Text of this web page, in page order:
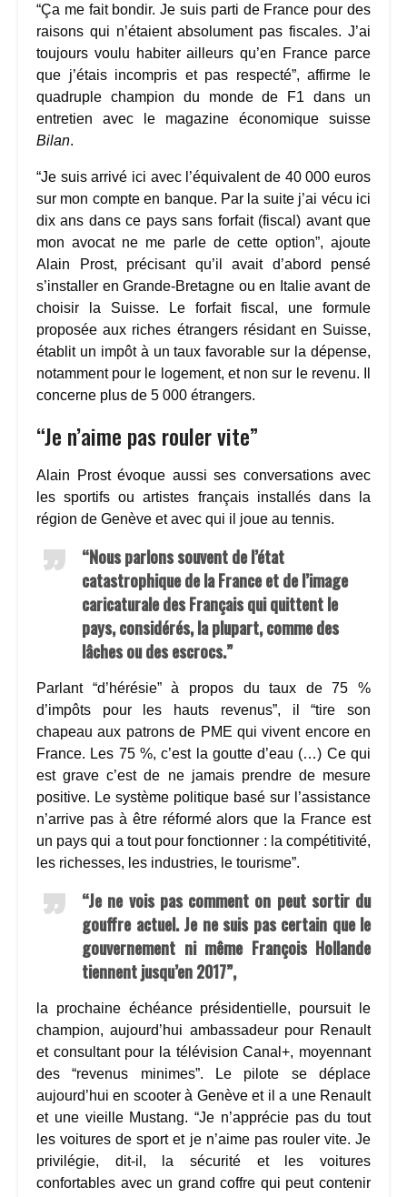
“Ça me fait bondir. Je suis parti de France pour des
raisons qui n’étaient absolument pas fiscales. J’ai
toujours voulu habiter ailleurs qu’en France parce
que j’étais incompris et pas respecté”, affirme le
quadruple champion du monde de F1 dans un
entretien avec le magazine économique suisse
Bilan.
“Je suis arrivé ici avec l’équivalent de 40 000 euros
sur mon compte en banque. Par la suite j’ai vécu ici
dix ans dans ce pays sans forfait (fiscal) avant que
mon avocat ne me parle de cette option”, ajoute
Alain Prost, précisant qu’il avait d’abord pensé
s’installer en Grande-Bretagne ou en Italie avant de
choisir la Suisse. Le forfait fiscal, une formule
proposée aux riches étrangers résidant en Suisse,
établit un impôt à un taux favorable sur la dépense,
notamment pour le logement, et non sur le revenu. Il
concerne plus de 5 000 étrangers.
“Je n’aime pas rouler vite”
Alain Prost évoque aussi ses conversations avec
les sportifs ou artistes français installés dans la
région de Genève et avec qui il joue au tennis.
“Nous parlons souvent de l’état
catastrophique de la France et de l’image
caricaturale des Français qui quittent le
pays, considérés, la plupart, comme des
lâches ou des escrocs.”
Parlant “d’hérésie” à propos du taux de 75 %
d’impôts pour les hauts revenus”, il “tire son
chapeau aux patrons de PME qui vivent encore en
France. Les 75 %, c’est la goutte d’eau (…) Ce qui
est grave c’est de ne jamais prendre de mesure
positive. Le système politique basé sur l’assistance
n’arrive pas à être réformé alors que la France est
un pays qui a tout pour fonctionner : la compétitivité,
les richesses, les industries, le tourisme”.
“Je ne vois pas comment on peut sortir du
gouffre actuel. Je ne suis pas certain que le
gouvernement ni même François Hollande
tiennent jusqu’en 2017”,
la prochaine échéance présidentielle, poursuit le
champion, aujourd’hui ambassadeur pour Renault
et consultant pour la télévision Canal+, moyennant
des “revenus minimes”. Le pilote se déplace
aujourd’hui en scooter à Genève et il a une Renault
et une vieille Mustang. “Je n’apprécie pas du tout
les voitures de sport et je n’aime pas rouler vite. Je
privilégie, dit-il, la sécurité et les voitures
confortables avec un grand coffre qui peut contenir